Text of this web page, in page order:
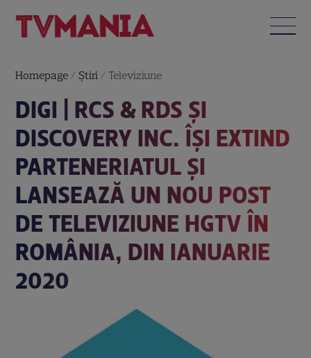
Homepage / Știri / Televiziune
DIGI | RCS & RDS ȘI
DISCOVERY INC. ÎȘI EXTIND
PARTENERIATUL ȘI
LANSEAZĂ UN NOU POST
DE TELEVIZIUNE HGTV ÎN
ROMÂNIA, DIN IANUARIE
2020